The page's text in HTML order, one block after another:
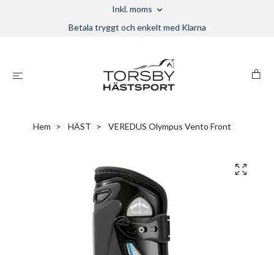
Inkl. moms
Betala tryggt och enkelt med Klarna
Hem HÄST VEREDUS Olympus Vento Front